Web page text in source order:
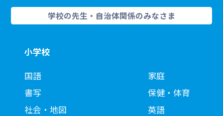
学校の先生・自治体関係のみなさま
小学校
国語
書写
社会・地図
家庭
保健・体育
英語